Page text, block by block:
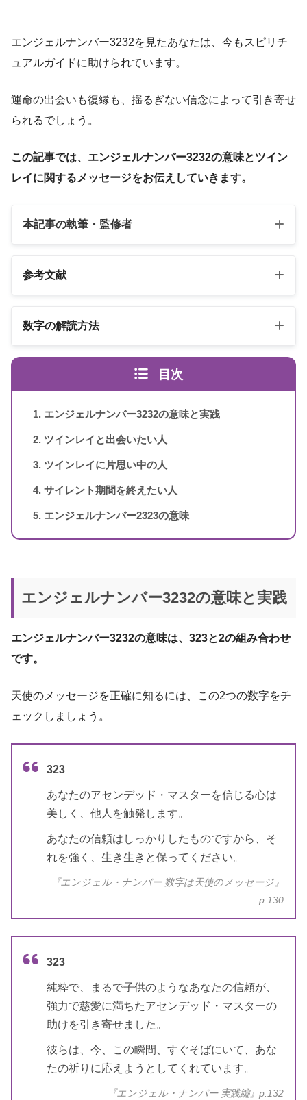
エンジェルナンバー3232を見たあなたは、今もスピリチ
ュアルガイドに助けられています。
運命の出会いも復縁も、揺るぎない信念によって引き寄せ
られるでしょう。
この記事では、エンジェルナンバー3232の意味とツイン
レイに関するメッセージをお伝えしていきます。
本記事の執筆・監修者
スピリカ（自己紹介はこちら）
参考文献
エンジェル・ナンバー 数字は天使
著者
出版社 ダイヤモンド社
出版年 2007年1月
書籍名
著者 ドリーン・バーチュー
訳者 奥野節子
出版社 ダイヤモンド社
数字の解読方法
エンジェルナンバーの解読方法は桁ごとに異なります
4桁のエンジェルナンバー
6桁のエンジェルナンバー
目次
エンジェルナンバー3232の意味と実践
ツインレイと出会いたい人
ツインレイに片思い中の人
サイレント期間を終えたい人
エンジェルナンバー2323の意味
エンジェルナンバー3232の意味と実践
エンジェルナンバー3232の意味は、323と2の組み合わせ
です。
天使のメッセージを正確に知るには、この2つの数字をチ
ェックしましょう。
323
あなたのアセンデッド・マスターを信じる心は
美しく、他人を触発します。
あなたの信頼はしっかりしたものですから、そ
れを強く、生き生きと保ってください。
『エンジェル・ナンバー 数字は天使のメッセージ』
p.130
323
純粋で、まるで子供のようなあなたの信頼が、
強力で慈愛に満ちたアセンデッド・マスターの
助けを引き寄せました。
彼らは、今、この瞬間、すぐそばにいて、あな
たの祈りに応えようとしてくれています。
『エンジェル・ナンバー 実践編』p.132